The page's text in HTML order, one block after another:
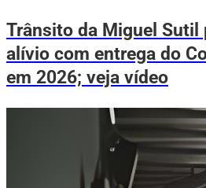
Trânsito da Miguel Sutil
alívio com entrega do
em 2026; veja vídeo